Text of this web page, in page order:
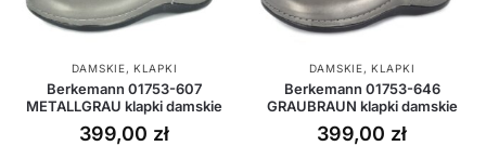
DAMSKIE,KLAPKI
Berkemann 01753-607
METALLGRAU klapki damskie
399,00 zł
DAMSKIE,KLAPKI
Berkemann 01753-646
GRAUBRAUN klapki damskie
399,00 zł